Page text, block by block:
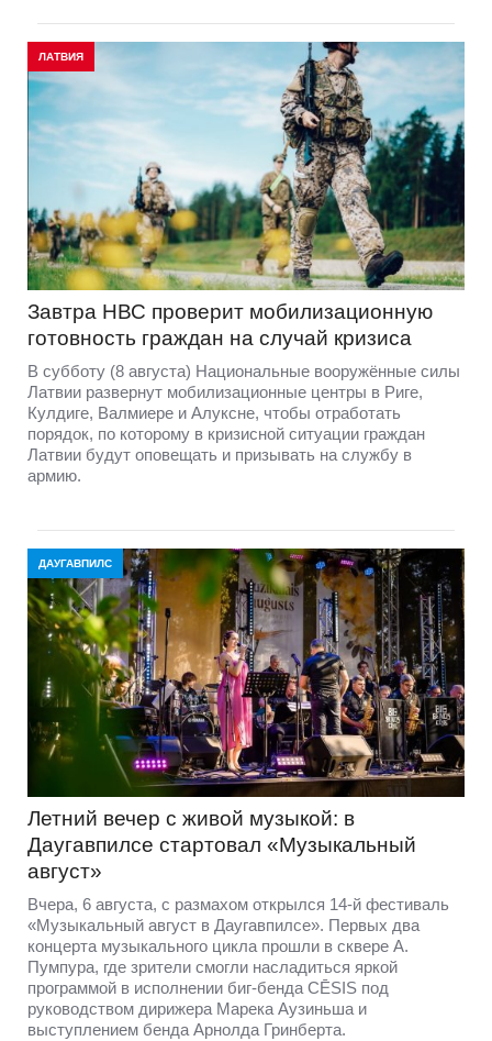
ЛАТВИЯ
Завтра НВС проверит мобилизационную
готовность граждан на случай кризиса
В субботу (8 августа) Национальные вооружённые силы
Латвии развернут мобилизационные центры в Риге,
Кулдиге, Валмиере и Алуксне, чтобы отработать
порядок, по которому в кризисной ситуации граждан
Латвии будут оповещать и призывать на службу в
армию.
ДАУГАВПИЛС
Летний вечер с живой музыкой: в
Даугавпилсе стартовал «Музыкальный
август»
Вчера, 6 августа, с размахом открылся 14-й фестиваль
«Музыкальный август в Даугавпилсе». Первых два
концерта музыкального цикла прошли в сквере А.
Пумпура, где зрители смогли насладиться яркой
программой в исполнении биг-бенда CĒSIS под
руководством дирижера Марека Аузиньша и
выступлением бенда Арнолда Гринберта.